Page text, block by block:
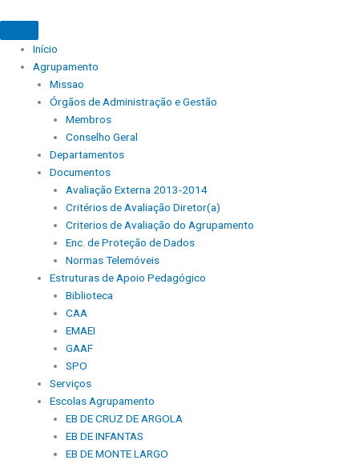
Início
Agrupamento
Missao
Órgãos de Administração e Gestão
Membros
Conselho Geral
Departamentos
Documentos
Avaliação Externa 2013-2014
Critérios de Avaliação Diretor(a)
Criterios de Avaliação do Agrupamento
Enc. de Proteção de Dados
Normas Telemóveis
Estruturas de Apoio Pedagógico
Biblioteca
CAA
EMAEI
GAAF
SPO
Serviços
Escolas Agrupamento
EB DE CRUZ DE ARGOLA
EB DE INFANTAS
EB DE MONTE LARGO